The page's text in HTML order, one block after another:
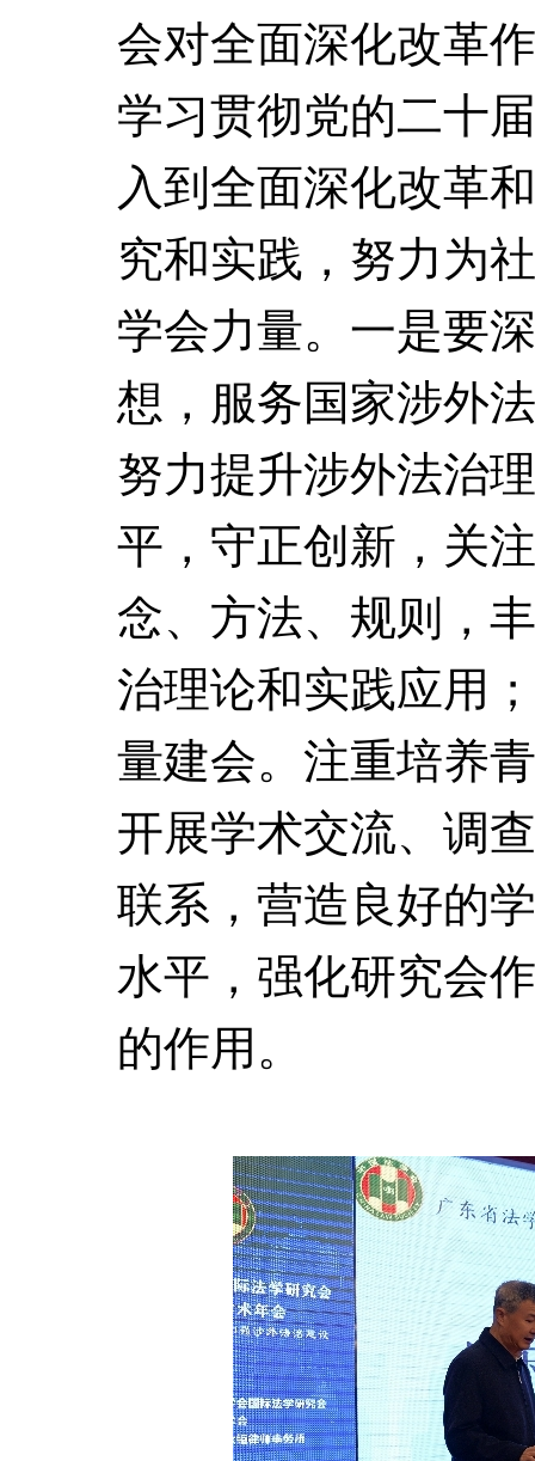
会对全面深化改革
学习贯彻党的二十
入到全面深化改革
究和实践，努力为
学会力量。一是要
想，服务国家涉外
努力提升涉外法治
平，守正创新，关
念、方法、规则，
治理论和实践应用
量建会。注重培养
开展学术交流、调
联系，营造良好的
水平，强化研究会
的作用。